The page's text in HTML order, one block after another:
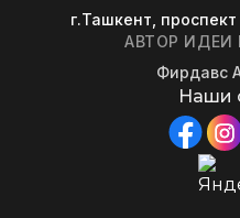
г.Ташкент,
АВТОР ИДЕИ
Фирдавс
Наши